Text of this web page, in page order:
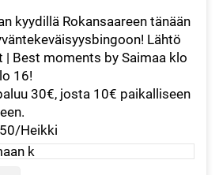
kyydillä Rokansaareen tänään
Lähtö
| Best moments by Saimaa klo
16!
30€, josta 10€ paikalliseen
Heikki